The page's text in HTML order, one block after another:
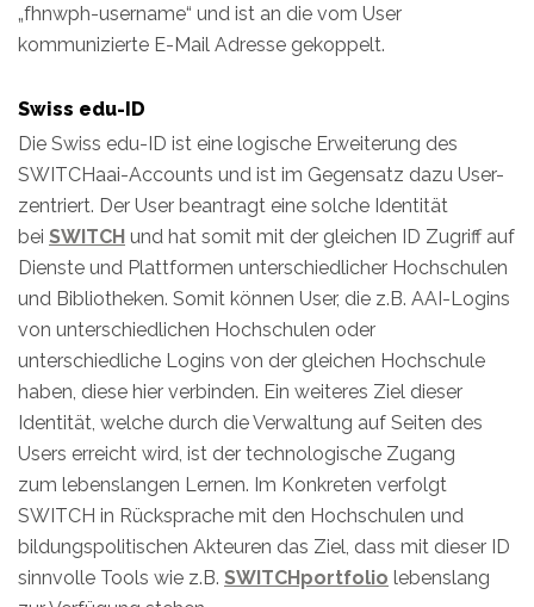
„fhnwph-username“ und ist an die vom User
kommunizierte E-Mail Adresse gekoppelt.
Swiss edu-ID
Die Swiss edu-ID ist eine logische Erweiterung des
SWITCHaai-Accounts und ist im Gegensatz dazu User-
zentriert. Der User beantragt eine solche Identität
bei SWITCH und hat somit mit der gleichen ID Zugriff auf
Dienste und Plattformen unterschiedlicher Hochschulen
und Bibliotheken. Somit können User, die z.B. AAI-Logins
von unterschiedlichen Hochschulen oder
unterschiedliche Logins von der gleichen Hochschule
haben, diese hier verbinden. Ein weiteres Ziel dieser
Identität, welche durch die Verwaltung auf Seiten des
Users erreicht wird, ist der technologische Zugang
zum lebenslangen Lernen. Im Konkreten verfolgt
SWITCH in Rücksprache mit den Hochschulen und
bildungspolitischen Akteuren das Ziel, dass mit dieser ID
sinnvolle Tools wie z.B. SWITCHportfolio lebenslang